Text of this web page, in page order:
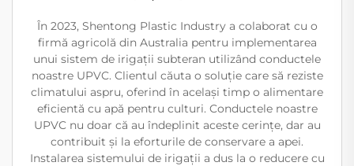
În 2023, Shentong Plastic Industry a colaborat cu o
firmă agricolă din Australia pentru implementarea
unui sistem de irigații subteran utilizând conductele
noastre UPVC. Clientul căuta o soluție care să reziste
climatului aspru, oferind în același timp o alimentare
eficientă cu apă pentru culturi. Conductele noastre
UPVC nu doar că au îndeplinit aceste cerințe, dar au
contribuit și la eforturile de conservare a apei.
Instalarea sistemului de irigații a dus la o reducere cu